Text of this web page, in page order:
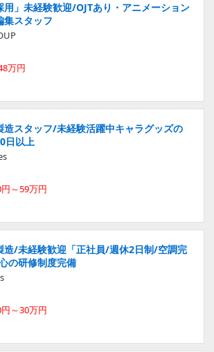
用」未経験歓迎/OJTあり・アニメーション
集スタッフ
万円
造スタッフ/未経験活躍中キャラグッズの
日以上
～59万円
造/未経験歓迎「正社員/週休2日制/空調完
の研修制度完備
～30万円